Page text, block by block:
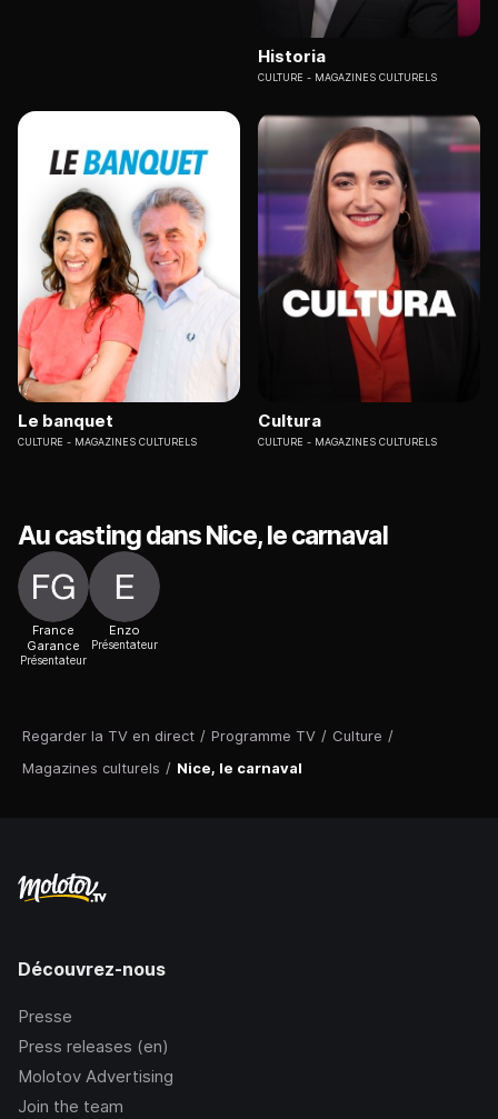
Regarder la TV en direct / Programme TV / Culture /
Magazines culturels / Nice, le carnaval
Historia
CULTURE MAGAZINES CULTURELS
Le banquet
CULTURE MAGAZINES CULTURELS
Cultura
CULTURE MAGAZINES CULTURELS
Au casting dans Nice, le carnaval
France
Garance
Présentateur
Enzo
Présentateur
Découvrez-nous
Presse
Press releases (en)
Molotov Advertising
Join the team